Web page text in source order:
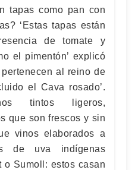
tapas como pan con
‘Estas tapas están
de tomate y
el pimentón’ explicó
al reino de
el Cava rosado’.
tintos ligeros,
que son frescos y sin
vinos elaborados a
de uva indígenas
o Sumoll: estos casan